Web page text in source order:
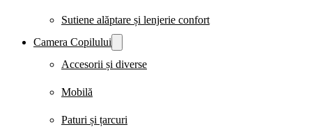
Sutiene alăptare și lenjerie confort
Camera Copilului
Accesorii și diverse
Mobilă
Paturi și țarcuri